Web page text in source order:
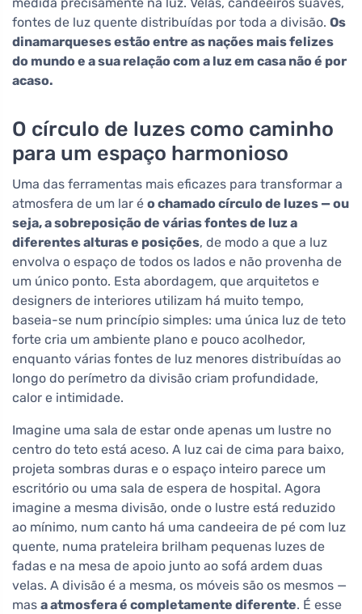
medida precisamente na luz. Velas, candeeiros suaves,
fontes de luz quente distribuídas por toda a divisão. Os
dinamarqueses estão entre as nações mais felizes
do mundo e a sua relação com a luz em casa não é por
acaso.
O círculo de luzes como caminho
para um espaço harmonioso
Uma das ferramentas mais eficazes para transformar a
atmosfera de um lar é o chamado círculo de luzes — ou
seja, a sobreposição de várias fontes de luz a
diferentes alturas e posições, de modo a que a luz
envolva o espaço de todos os lados e não provenha de
um único ponto. Esta abordagem, que arquitetos e
designers de interiores utilizam há muito tempo,
baseia-se num princípio simples: uma única luz de teto
forte cria um ambiente plano e pouco acolhedor,
enquanto várias fontes de luz menores distribuídas ao
longo do perímetro da divisão criam profundidade,
calor e intimidade.
Imagine uma sala de estar onde apenas um lustre no
centro do teto está aceso. A luz cai de cima para baixo,
projeta sombras duras e o espaço inteiro parece um
escritório ou uma sala de espera de hospital. Agora
imagine a mesma divisão, onde o lustre está reduzido
ao mínimo, num canto há uma candeeira de pé com luz
quente, numa prateleira brilham pequenas luzes de
fadas e na mesa de apoio junto ao sofá ardem duas
velas. A divisão é a mesma, os móveis são os mesmos —
mas a atmosfera é completamente diferente. É esse